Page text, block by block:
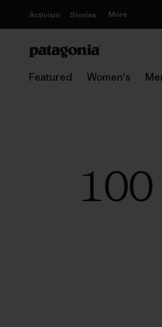
Activism Stories More
Featured Women's